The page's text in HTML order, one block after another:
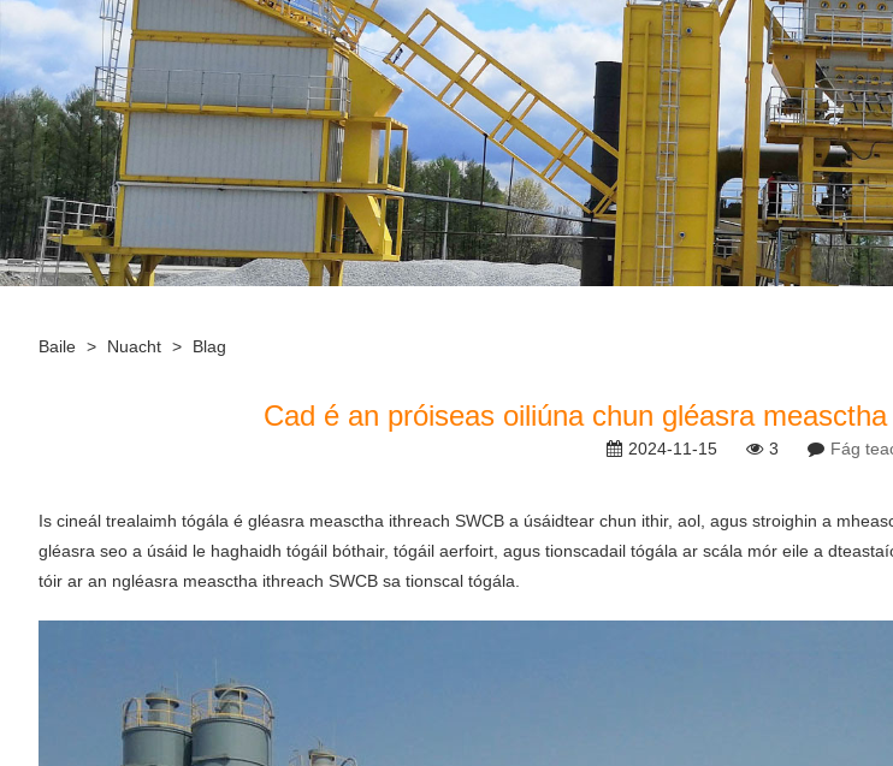
Baile > Nuacht > Blag
Cad é an próiseas oiliúna chun gléasra
2024-11-15 3 Fág
Is cineál trealaimh tógála é gléasra measctha ithreach SWCB a úsáidtear chun ithir, aol, agus stroighin a
gléasra seo a úsáid le haghaidh tógáil bóthair, tógáil aerfoirt, agus tionscadail tógála ar scála mór eile a
tóir ar an ngléasra measctha ithreach SWCB sa tionscal tógála.